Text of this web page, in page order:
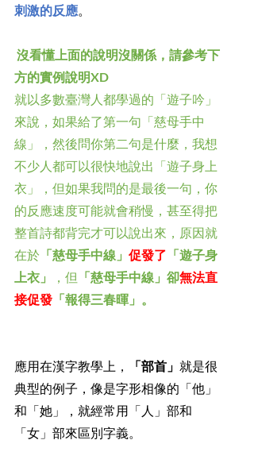
刺激的反應。
​ 沒看懂上面的說明沒關係，請參考下
方的實例說明XD
就以多數臺灣人都學過的「遊子吟」
來說，如果給了第一句「慈母手中
線」，然後問你第二句是什麼，我想
不少人都可以很快地說出「遊子身上
衣」，但如果我問的是最後一句，你
的反應速度可能就會稍慢，甚至得把
整首詩都背完才可以說出來，原因就
在於 「慈母手中線」 促發了 「遊子身
上衣」
，但 「慈母手中線」卻無法直
接促發 「報得三春暉」。
應用在漢字教學上， 「部首」 就是很
典型的例子，像是字形相像的「他」
和「她」，就經常用「人」部和
「女」部來區別字義。